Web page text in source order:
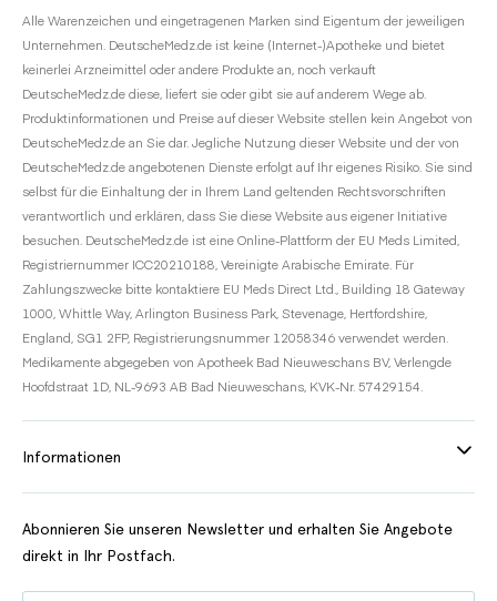
Alle Warenzeichen und eingetragenen Marken sind Eigentum der jeweiligen
Unternehmen. DeutscheMedz.de ist keine (Internet-)Apotheke und bietet
keinerlei Arzneimittel oder andere Produkte an, noch verkauft
DeutscheMedz.de diese, liefert sie oder gibt sie auf anderem Wege ab.
Produktinformationen und Preise auf dieser Website stellen kein Angebot von
DeutscheMedz.de an Sie dar. Jegliche Nutzung dieser Website und der von
DeutscheMedz.de angebotenen Dienste erfolgt auf Ihr eigenes Risiko. Sie sind
selbst für die Einhaltung der in Ihrem Land geltenden Rechtsvorschriften
verantwortlich und erklären, dass Sie diese Website aus eigener Initiative
besuchen. DeutscheMedz.de ist eine Online-Plattform der EU Meds Limited,
Registriernummer ICC20210188, Vereinigte Arabische Emirate. Für
Zahlungszwecke bitte kontaktiere EU Meds Direct Ltd., Building 18 Gateway
1000, Whittle Way, Arlington Business Park, Stevenage, Hertfordshire,
England, SG1 2FP, Registrierungsnummer 12058346 verwendet werden.
Medikamente abgegeben von Apotheek Bad Nieuweschans BV, Verlengde
Hoofdstraat 1D, NL-9693 AB Bad Nieuweschans, KVK-Nr. 57429154.
Informationen
Abonnieren Sie unseren Newsletter und erhalten Sie Angebote
direkt in Ihr Postfach.